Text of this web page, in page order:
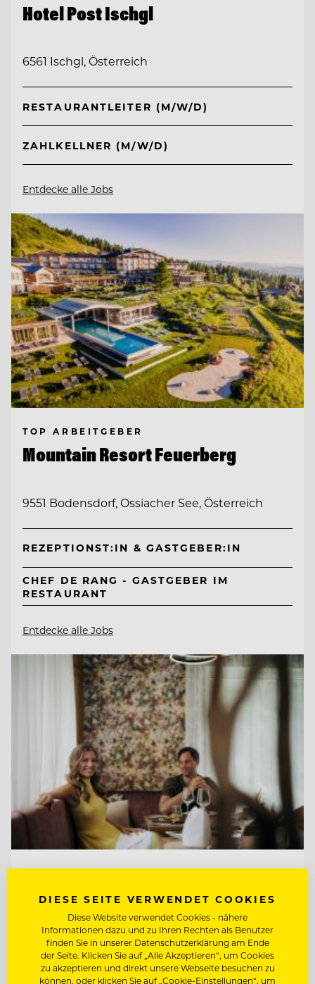
Hotel Post Ischgl
6561 Ischgl, Österreich
RESTAURANTLEITER (M/W/D)
ZAHLKELLNER (M/W/D)
Entdecke alle Jobs
TOP ARBEITGEBER
Mountain Resort Feuerberg
9551 Bodensdorf, Ossiacher See, Österreich
REZEPTIONST:IN & GASTGEBER:IN
CHEF DE RANG - GASTGEBER IM
RESTAURANT
Entdecke alle Jobs
Hotel Guglwald
4191 Guglwald, Österreich
DIESE SEITE VERWENDET COOKIES
Diese Website verwendet Cookies - nähere
Informationen dazu und zu Ihren Rechten als Benutzer
finden Sie in unserer Datenschutzerklärung am Ende
der Seite. Klicken Sie auf „Alle Akzeptieren“, um Cookies
zu akzeptieren und direkt unsere Webseite besuchen zu
können, oder klicken Sie auf „Cookie-Einstellungen“, um